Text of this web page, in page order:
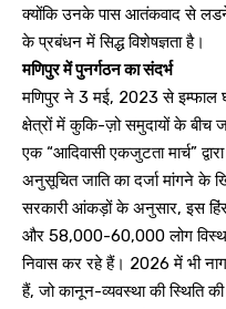
क्योंकि उनके पास आतंकवाद से
के प्रबंधन में सिद्ध विशेषज्ञता है।
मणिपुर में पुनर्गठन का संदर्भ
मणिपुर ने 3 मई, 2023 से इम्फाल
क्षेत्रों में कुकि-ज़ो समुदायों के बीच
एक “आदिवासी एकजुटता मार्च”
अनुसूचित जाति का दर्जा मांगने के
सरकारी आंकड़ों के अनुसार, इस
और 58,000-60,000 लोग
निवास कर रहे हैं। 2026 में भी
हैं, जो कानून-व्यवस्था की स्थिति की